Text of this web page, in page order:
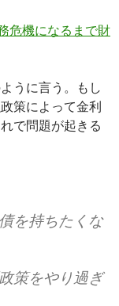
危機になるまで財
うに言う。もし
策によって金利
で問題が起きる
を持ちたくな
策をやり過ぎ